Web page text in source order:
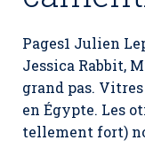
Pages1 Julien
Jessica Rabbit,
grand pas.
en Égypte. Les
tellement fort)